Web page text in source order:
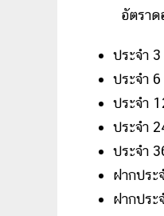
อัตราดอกเ
ประจำ
ประจำ
ประจำ
ประจำ
ประจำ
ฝากปร
ฝากปร